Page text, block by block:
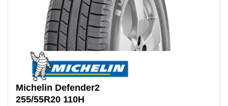
Michelin Defender2
255/55R20 110H